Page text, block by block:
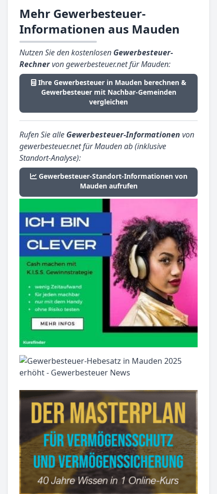
Mehr Gewerbesteuer-
Informationen aus Mauden
Nutzen Sie den kostenlosen Gewerbesteuer-
Rechnervon gewerbesteuer.net für Mauden:
Ihre Gewerbesteuer in Mauden berechnen &
Gewerbesteuer mit Nachbar-Gemeinden
vergleichen
Rufen Sie alle Gewerbesteuer-Informationen von
gewerbesteuer.net für Mauden ab (inklusive
Standort-Analyse):
Gewerbesteuer-Standort-Informationen von
Mauden aufrufen